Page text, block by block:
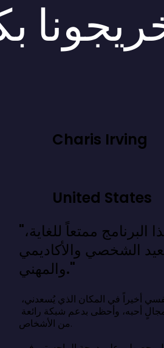
Charis Irving
United States
"لقد كان هذا البرنامج ممتعاً للغاية،
الشخصي والأكاديمي
والمهني."
من الأشخاص.